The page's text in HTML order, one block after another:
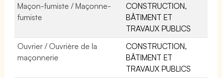
Maçon-fumiste / Maçonne-
fumiste
CONSTRUCTION,
BÂTIMENT ET
TRAVAUX PUBLICS
Ouvrier / Ouvrière de la
maçonnerie
CONSTRUCTION,
BÂTIMENT ET
TRAVAUX PUBLICS